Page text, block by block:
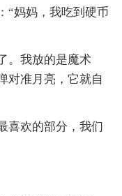
“妈妈，我吃到硬币
。我放的是魔术
对准月亮，它就自
喜欢的部分，我们